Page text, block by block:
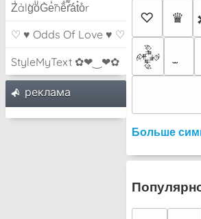
Z̾ảlg̀͐oͧG̀e̒̃nȅ̐r͌̑á͑t͛o̊r
♡ ♥ Odds Of Love ♥ ♡
StyleMyText ✿❤‿❤✿
pеклама
♡ ♛
𒅒
Больше